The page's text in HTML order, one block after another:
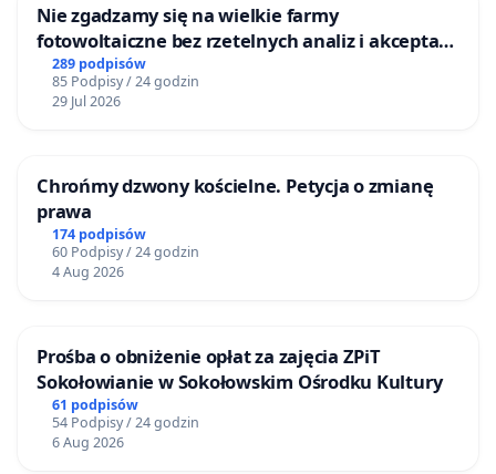
Nie zgadzamy się na wielkie farmy
fotowoltaiczne bez rzetelnych analiz i akceptacji
mieszkańców
289 podpisów
85 Podpisy / 24 godzin
29 Jul 2026
Chrońmy dzwony kościelne. Petycja o zmianę
prawa
174 podpisów
60 Podpisy / 24 godzin
4 Aug 2026
Prośba o obniżenie opłat za zajęcia ZPiT
Sokołowianie w Sokołowskim Ośrodku Kultury
61 podpisów
54 Podpisy / 24 godzin
6 Aug 2026